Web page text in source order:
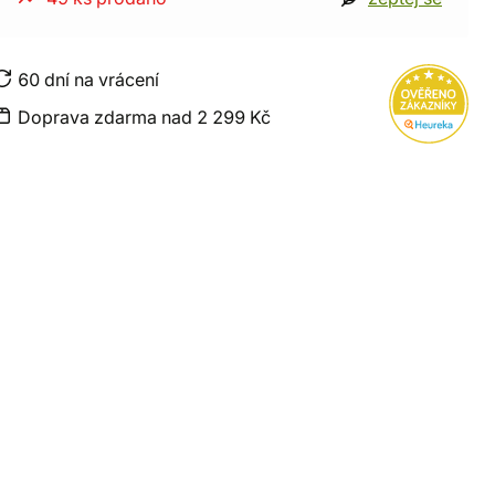
60 dní na vrácení
Doprava zdarma nad 2 299 Kč